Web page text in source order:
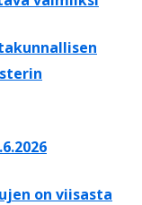
on viisasta